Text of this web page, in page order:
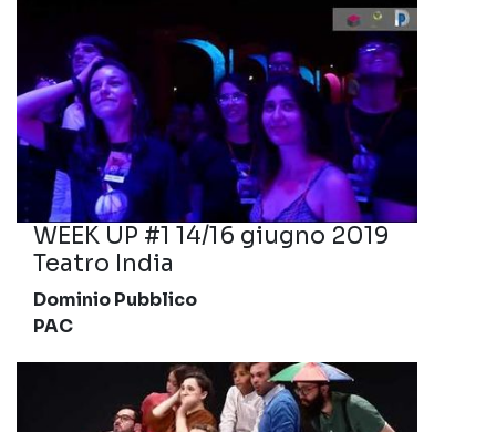
WEEK UP #1 14/16 giugno 2019
Teatro India
Dominio Pubblico
PAC